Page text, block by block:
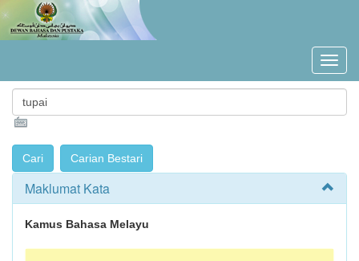
Maklumat Kata
Kamus Bahasa Melayu